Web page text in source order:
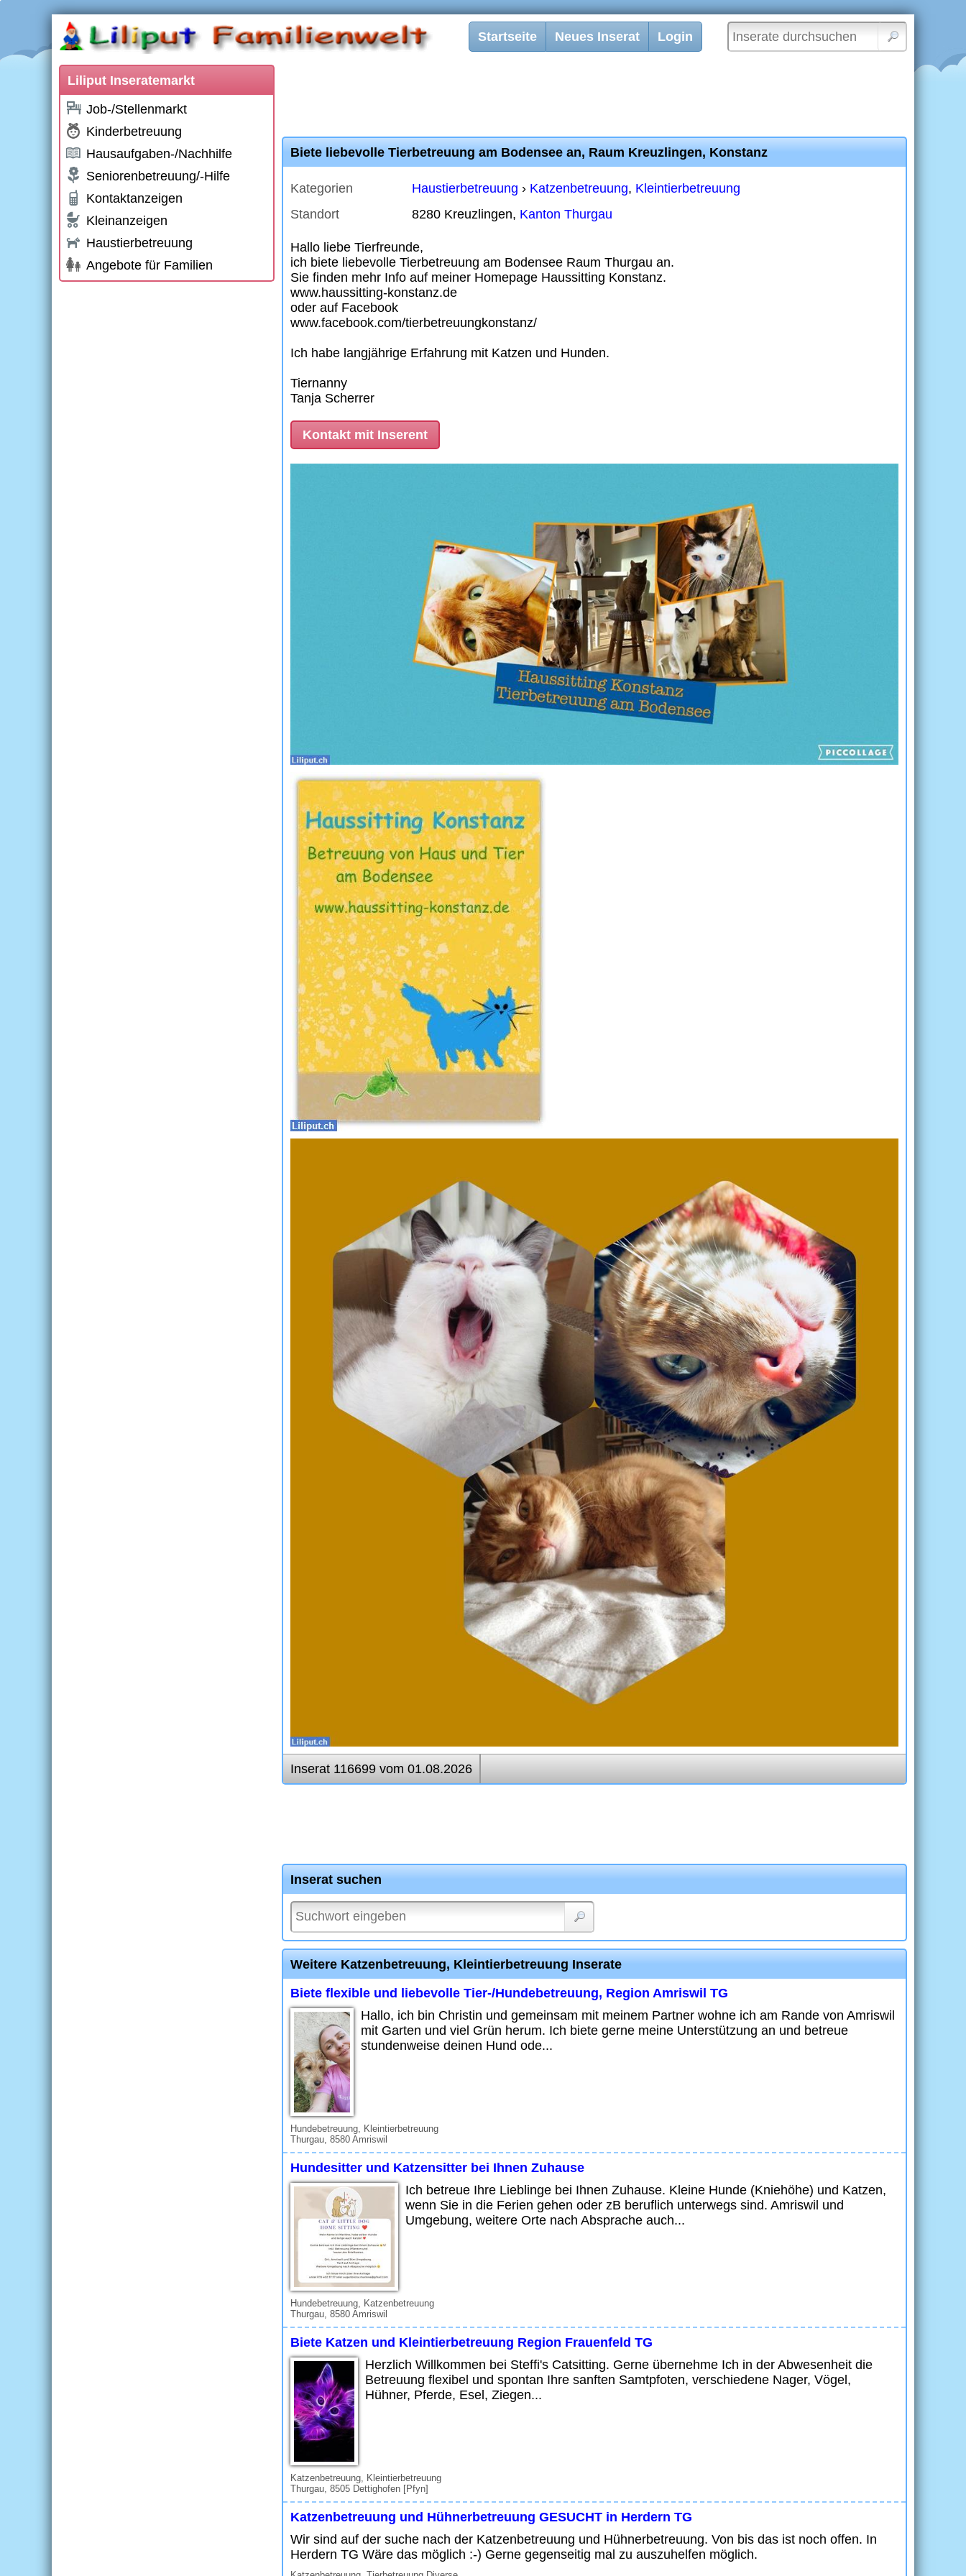
Startseite Neues Inserat Login
Liliput Inseratemarkt
Job-/Stellenmarkt
Kinderbetreuung
Hausaufgaben-/Nachhilfe
Seniorenbetreuung/-Hilfe
Kontaktanzeigen
Kleinanzeigen
Haustierbetreuung
Angebote für Familien
Biete liebevolle Tierbetreuung am Bodensee an, Raum Kreuzlingen, Konstanz
Kategorien Haustierbetreuung › Katzenbetreuung, Kleintierbetreuung
Standort
8280 Kreuzlingen, Kanton Thurgau
Hallo liebe Tierfreunde,
ich biete liebevolle Tierbetreuung am Bodensee Raum Thurgau an.
Sie finden mehr Info auf meiner Homepage Haussitting Konstanz.
www.haussitting-konstanz.de
oder auf Facebook
www.facebook.com/tierbetreuungkonstanz/
Ich habe langjährige Erfahrung mit Katzen und Hunden.
Tiernanny
Tanja Scherrer
Kontakt mit Inserent
Inserat 116699 vom 01.08.2026
Inserat suchen
Weitere Katzenbetreuung, Kleintierbetreuung Inserate
Biete flexible und liebevolle Tier-/Hundebetreuung, Region Amriswil TG
Hallo, ich bin Christin und gemeinsam mit meinem Partner wohne ich am Rande von Amriswil
mit Garten und viel Grün herum. Ich biete gerne meine Unterstützung an und betreue
stundenweise deinen Hund ode...
Hundebetreuung, Kleintierbetreuung
Thurgau, 8580 Amriswil
Hundesitter und Katzensitter bei Ihnen Zuhause
Ich betreue Ihre Lieblinge bei Ihnen Zuhause. Kleine Hunde (Kniehöhe) und Katzen,
wenn Sie in die Ferien gehen oder zB beruflich unterwegs sind. Amriswil und
Umgebung, weitere Orte nach Absprache auch...
Hundebetreuung, Katzenbetreuung
Thurgau, 8580 Amriswil
Biete Katzen und Kleintierbetreuung Region Frauenfeld TG
Herzlich Willkommen bei Steffi's Catsitting. Gerne übernehme Ich in der Abwesenheit die
Betreuung flexibel und spontan Ihre sanften Samtpfoten, verschiedene Nager, Vögel,
Hühner, Pferde, Esel, Ziegen...
Katzenbetreuung, Kleintierbetreuung
Thurgau, 8505 Dettighofen [Pfyn]
Katzenbetreuung und Hühnerbetreuung GESUCHT in Herdern TG
Wir sind auf der suche nach der Katzenbetreuung und Hühnerbetreuung. Von bis das ist noch offen. In
Herdern TG Wäre das möglich :-) Gerne gegenseitig mal zu auszuhelfen möglich.